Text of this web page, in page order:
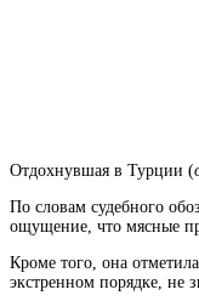
Отдохнувшая в Турции (
По словам судебного
ощущение, что мясные
Кроме того, она
экстренном порядке, не